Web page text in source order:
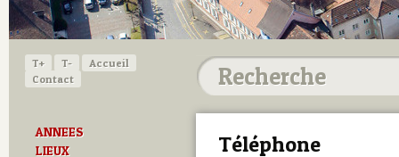
T+ T-
Accueil
Contact
ANNEES
LIEUX
Téléphone